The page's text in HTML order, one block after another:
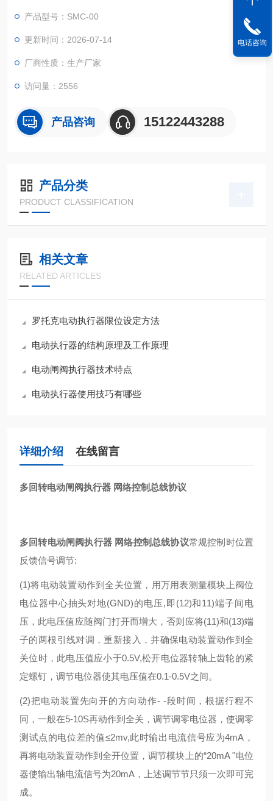
打开而增大，否则应将（11）和（13）端子的两根引线对调，重
新接入，并确保电动装置动作到全关位时，此电压值应小于0.5V,
松开电位器转轴上齿轮的紧定螺钉，调节电位器使其电压值在0.1
产品型号：SMC-00
更新时间：2026-07-14
厂商性质：生产厂家
访问量：2556
产品咨询 15122443288
产品分类
PRODUCT CLASSIFICATION
相关文章
RELATED ARTICLES
罗托克电动执行器限位设定方法
电动执行器的结构原理及工作原理
电动闸阀执行器技术特点
电动执行器使用技巧有哪些
详细介绍 在线留言
多回转电动闸阀执行器 网络控制总线协议
多回转电动闸阀执行器 网络控制总线协议常规控制时位置
反馈信号调节:
(1)将电动装置动作到全关位置，用万用表测量模块上阀位
电位器中心抽头对地(GND)的电压,即(12)和11)端子间电
压，此电压值应随阀门打开而增大，否则应将(11)和(13)端
子的两根引线对调，重新接入，并确保电动装置动作到全
关位时，此电压值应小于0.5V,松开电位器转轴上齿轮的紧
定螺钉，调节电位器使其电压值在0.1-0.5V之间。
(2)把电动装置先向开的方向动作- -段时间，根据行程不
同，一般在5-10S再动作到全关，调节调零电位器，使调零
测试点的电位差的值≤2mv,此时输出电流信号应为4mA，
再将电动装置动作到全开位置，调节模块上的“20mA "电位
器使输出轴电流信号为20mA，上述调节节只须一次即可完
成。
电话咨询